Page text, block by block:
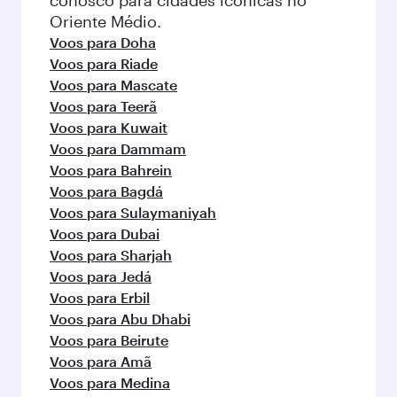
Oriente Médio.
Voos para Doha
Voos para Riade
Voos para Mascate
Voos para Teerã
Voos para Kuwait
Voos para Dammam
Voos para Bahrein
Voos para Bagdá
Voos para Sulaymaniyah
Voos para Dubai
Voos para Sharjah
Voos para Jedá
Voos para Erbil
Voos para Abu Dhabi
Voos para Beirute
Voos para Amã
Voos para Medina